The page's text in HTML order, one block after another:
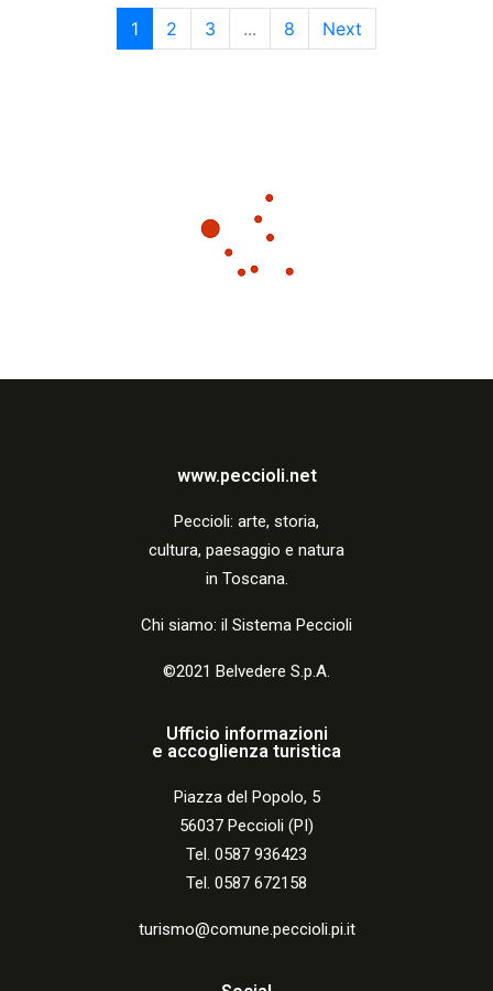
1 2 3 ... 8 Next
www.peccioli.net
Peccioli: arte, storia,
cultura, paesaggio e natura
in Toscana.
Chi siamo: il Sistema Peccioli
©2021 Belvedere S.p.A.
Ufficio informazioni
e accoglienza turistica
Piazza del Popolo, 5
56037 Peccioli (PI)
Tel. 0587 936423
Tel. 0587 672158
turismo@comune.peccioli.pi.it